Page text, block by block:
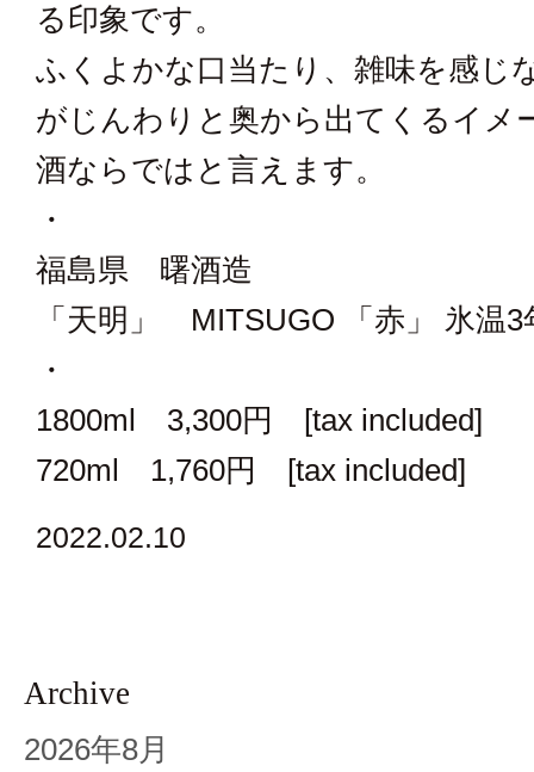
る印象です。
ふくよかな口当たり、雑味を感じ
がじんわりと奥から出てくるイメ
酒ならではと言えます。
・
福島県 曙酒造
「天明」 MITSUGO 「赤」 氷温3
・
1800ml 3,300円 [tax included]
720ml 1,760円 [tax included]
2022.02.10
Archive
2026年8月